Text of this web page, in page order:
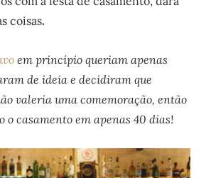
coisas.
em princípio queriam apenas
de ideia e decidiram que
valeria uma comemoração, então
o casamento em apenas 40 dias!